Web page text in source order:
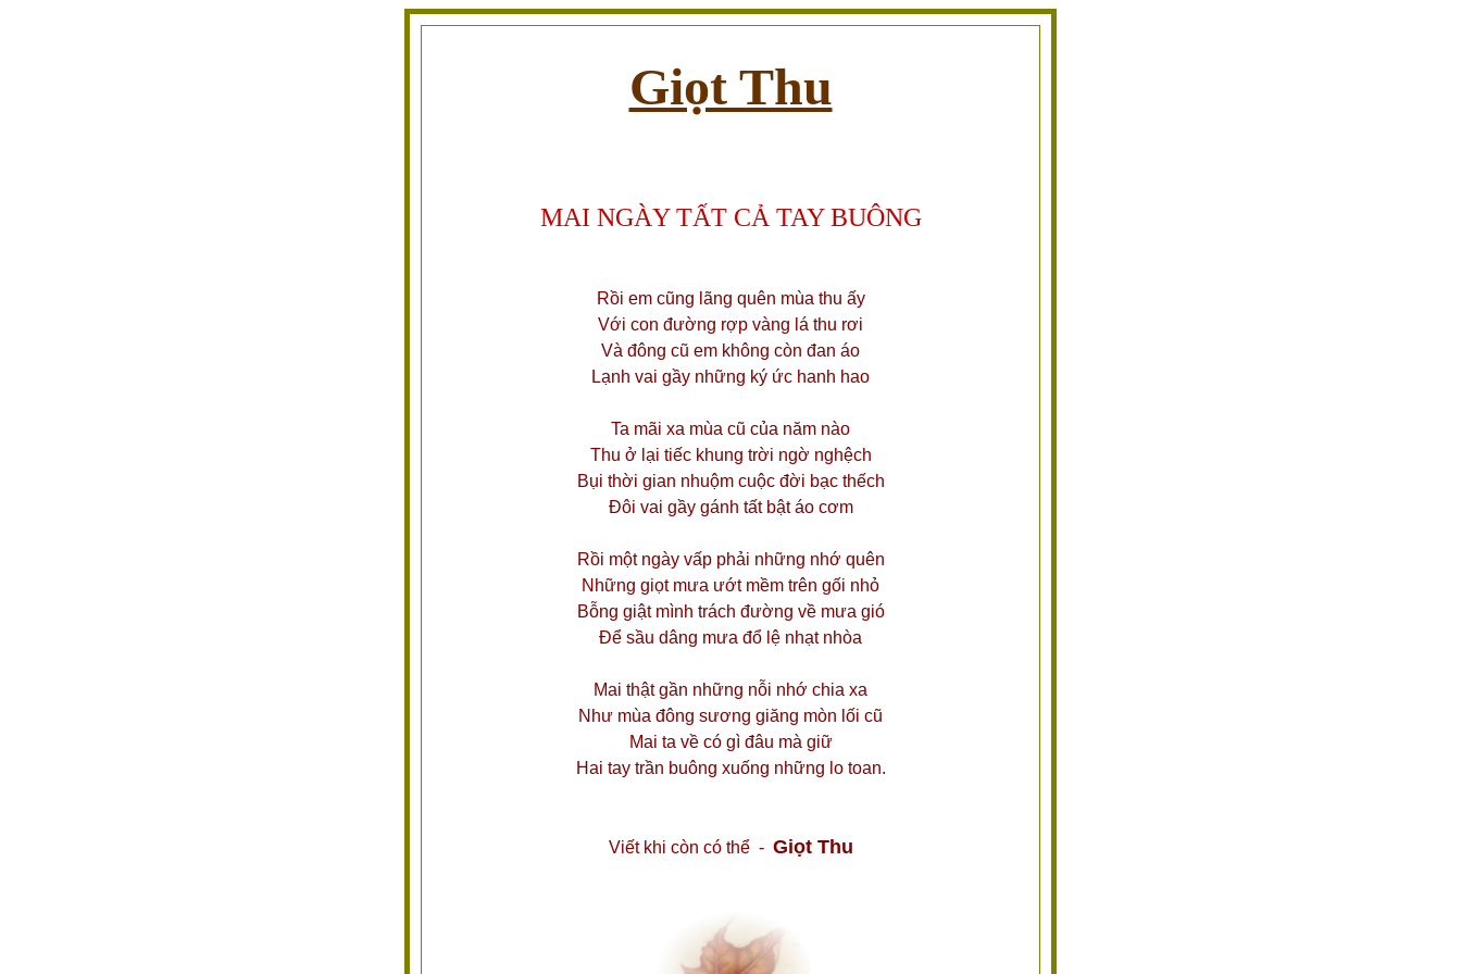
Giọt Thu
MAI NGÀY TẤT CẢ TAY BUÔNG
Rồi em cũng lãng quên mùa thu ấy
Với con đường rợp vàng lá thu rơi
Và đông cũ em không còn đan áo
Lạnh vai gầy những ký ức hanh hao
Ta mãi xa mùa cũ của năm nào
Thu ở lại tiếc khung trời ngờ nghệch
Bụi thời gian nhuộm cuộc đời bạc thếch
Đôi vai gầy gánh tất bật áo cơm
Rồi một ngày vấp phải những nhớ quên
Những giọt mưa ướt mềm trên gối nhỏ
Bỗng giật mình trách đường về mưa gió
Để sầu dâng mưa đổ lệ nhạt nhòa
Mai thật gần những nỗi nhớ chia xa
Như mùa đông sương giăng mòn lối cũ
Mai ta về có gì đâu mà giữ
Hai tay trần buông xuống những lo toan.
Viết khi còn có thể - Giọt Thu